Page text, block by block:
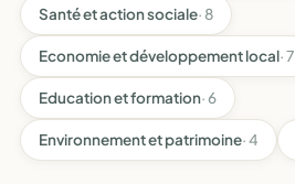
Santé et action sociale· 8
Economie et développement local· 7
Education et formation· 6
Environnement et patrimoine· 4